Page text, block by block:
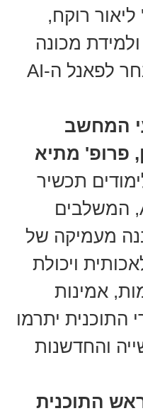
רוקח,
מכונה
והישראלי הראשון שנבחר לפאנל ה-AI
המחשב
פרופ' מתיא
תכשיר
דור חדש של מובילי AI, המשלבים
מעמיקה של
ויכולת
אמינות
התוכנית יתרמו
והחדשנות
התוכנית